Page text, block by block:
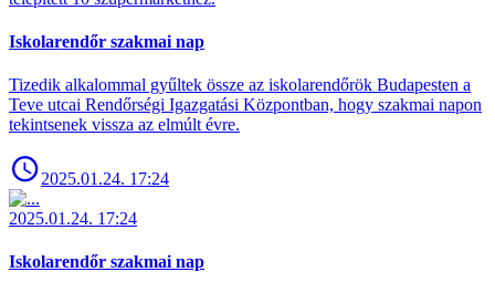
Iskolarendőr szakmai nap
Tizedik alkalommal gyűltek össze az iskolarendőrök Budapesten a
Teve utcai Rendőrségi Igazgatási Központban, hogy szakmai napon
tekintsenek vissza az elmúlt évre.
2025.01.24. 17:24
2025.01.24. 17:24
Iskolarendőr szakmai nap